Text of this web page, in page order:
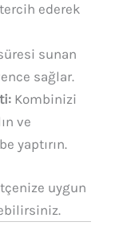
ederek
sunan
sağlar.
Kombinizi
ve
yaptırın.
uygun